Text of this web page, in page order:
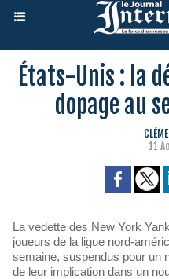
États-Unis : la
dopage au
11
La vedette des New York
joueurs de la ligue nord-
semaine, suspendus pour un
de leur implication dans un